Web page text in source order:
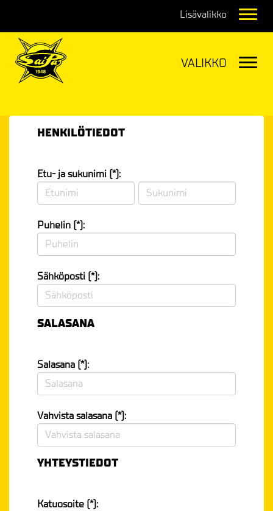
HENKILÖTIEDOT
Etu- ja sukunimi (*):
Puhelin (*):
Sähköposti (*):
SALASANA
Salasana (*):
Vahvista salasana (*):
YHTEYSTIEDOT
Katuosoite (*):